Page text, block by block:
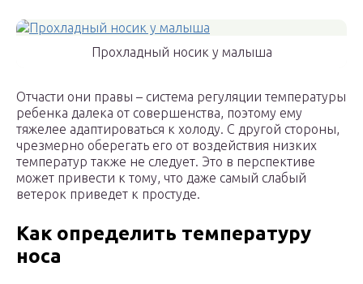
Прохладный носик у малыша
Отчасти они правы – система регуляции температуры
ребенка далека от совершенства, поэтому ему
тяжелее адаптироваться к холоду. С другой стороны,
чрезмерно оберегать его от воздействия низких
температур также не следует. Это в перспективе
может привести к тому, что даже самый слабый
ветерок приведет к простуде.
Как определить температуру
носа